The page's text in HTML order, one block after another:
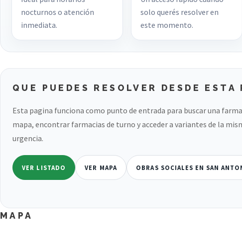
nocturnos o atención
inmediata.
solo querés resolver en
este momento.
QUE PUEDES RESOLVER DESDE ESTA
Esta pagina funciona como punto de entrada para buscar una
mapa, encontrar farmacias de turno y acceder a variantes de la
urgencia.
VER LISTADO VER MAPA OBRAS SOCIALES EN SAN
MAPA